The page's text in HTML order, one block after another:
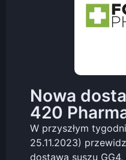
Nowa
420
W przyszłym
25.11.2023)
dostawa suszu